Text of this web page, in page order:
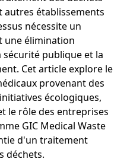
autres établissements
nécessite un
une élimination
publique et la
Cet article explore le
provenant des
écologiques,
le rôle des entreprises
GIC Medical Waste
d'un traitement
déchets.